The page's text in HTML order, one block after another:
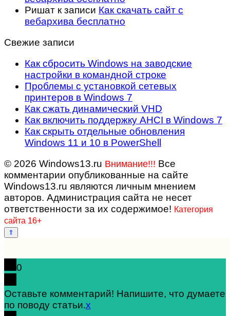
Ришат к записи Как скачать сайт с
вебархива бесплатно
Свежие записи
Как сбросить Windows на заводские
настройки в командной строке
Проблемы с установкой сетевых
принтеров в Windows 7
Как сжать динамический VHD
Как включить поддержку AHCI в Windows 7
Как скрыть отдельные обновления
Windows 11 и 10 в PowerShell
© 2026 Windows13.ru Внимание!!! Все
комментарии опубликованные на сайте
Windows13.ru являются личным мнением
авторов. Администрация сайта не несет
ответственности за их содержимое! Категория
сайта 16+
0
Оставьте комментарий! Напишите, что думаете
по поводу статьи.x